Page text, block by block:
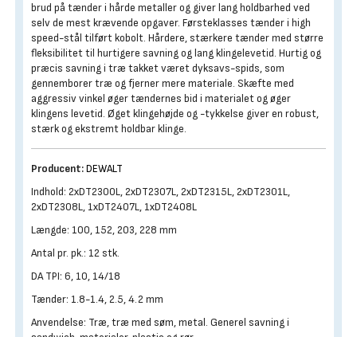
brud på tænder i hårde metaller og giver lang holdbarhed ved
selv de mest krævende opgaver. Førsteklasses tænder i high
speed-stål tilført kobolt. Hårdere, stærkere tænder med større
fleksibilitet til hurtigere savning og lang klingelevetid. Hurtig og
præcis savning i træ takket været dyksavs-spids, som
gennemborer træ og fjerner mere materiale. Skæfte med
aggressiv vinkel øger tændernes bid i materialet og øger
klingens levetid. Øget klingehøjde og -tykkelse giver en robust,
stærk og ekstremt holdbar klinge.
Producent:DEWALT
Indhold: 2xDT2300L, 2xDT2307L, 2xDT2315L, 2xDT2301L,
2xDT2308L, 1xDT2407L, 1xDT2408L
Længde: 100, 152, 203, 228 mm
Antal pr. pk.: 12 stk.
DA TPI: 6, 10, 14/18
Tænder: 1.8-1.4, 2.5, 4.2 mm
Anvendelse: Træ, træ med søm, metal. Generel savning i